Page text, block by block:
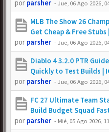
por parsher -Jue, 06 Ago 2026,
MLB The Show 26
Get Cheap & Free Stubs
por parsher -Jue, 06 Ago 2026,
Diablo 4 3.2.0 PTR
Quickly to Test Builds |
por parsher -Jue, 06 Ago 2026,
FC 27 Ultimate Team
Build Budget Squad
por parsher - Mié, 05 Ago 2026,